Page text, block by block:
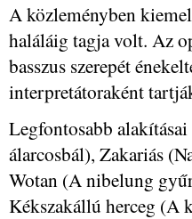
A közleményben
haláláig tagja volt. Az
basszus szerepét
interpretátoraként
Legfontosabb
álarcosbál), Zakariás
Wotan (A nibelung
Kékszakállú herceg (A